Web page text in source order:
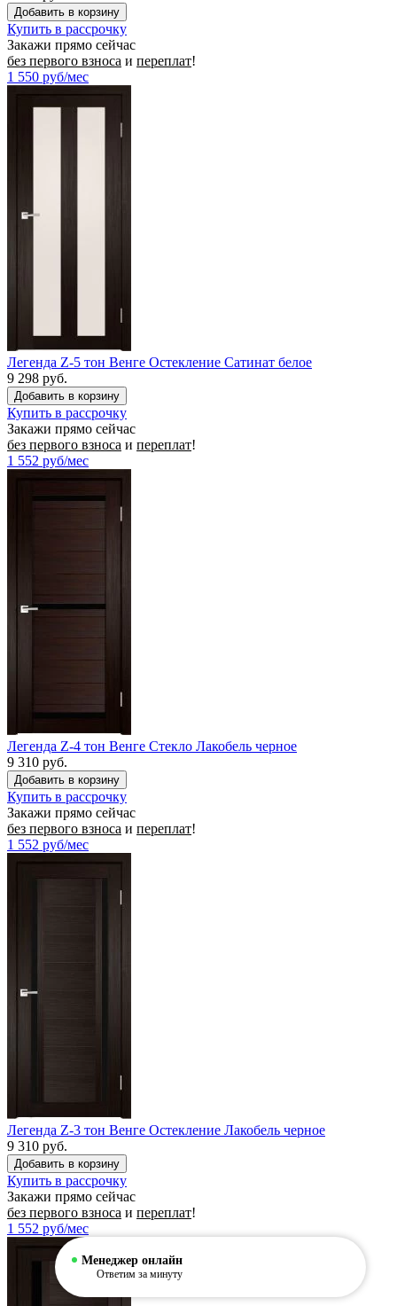
Купить в рассрочку
Закажи прямо сейчас
без первого взноса и переплат!
1 550 руб/мес
Легенда Z-5 тон Венге Остекление Сатинат белое
9 298 руб.
Купить в рассрочку
Закажи прямо сейчас
без первого взноса и переплат!
1 552 руб/мес
Легенда Z-4 тон Венге Стекло Лакобель черное
9 310 руб.
Купить в рассрочку
Закажи прямо сейчас
без первого взноса и переплат!
1 552 руб/мес
Легенда Z-3 тон Венге Остекление Лакобель черное
9 310 руб.
Купить в рассрочку
Закажи прямо сейчас
без первого взноса и переплат!
1 552 руб/мес
Менеджер онлайн
Ответим за минуту